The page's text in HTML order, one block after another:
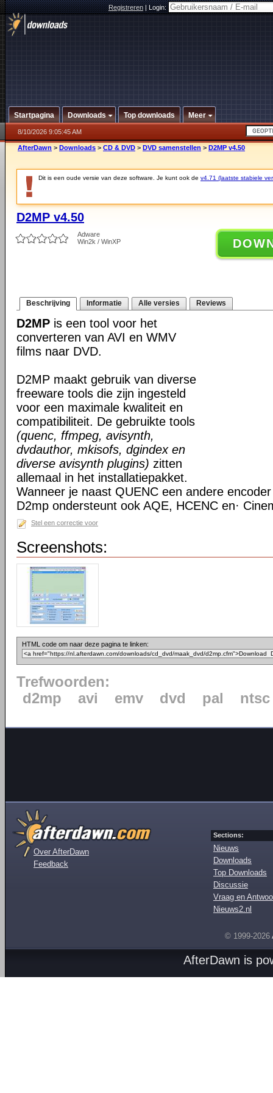
Registreren|Login:
Startpagina Downloads Top downloads Meer
8/10/2026 9:05:45 AM
AfterDawn > Downloads > CD & DVD > DVD samenstellen > D2MP v4.50
Dit is een oude versie van deze software. Je kunt ook de v4.71 (laatste stabiele
D2MP v4.50
Adware
Win2k / WinXP
Beschrijving Informatie Alle versies Reviews
D2MP is een tool voor het
converteren van AVI en WMV
films naar DVD.
D2MP maakt gebruik van diverse
freeware tools die zijn ingesteld
voor een maximale kwaliteit en
compatibiliteit. De gebruikte tools
(quenc, ffmpeg, avisynth,
dvdauthor, mkisofs, dgindex en
diverse avisynth plugins) zitten
allemaal in het installatiepakket.
Wanneer je naast QUENC een andere
D2mp ondersteunt ook AQE, HCENC en·
Stel een correctie voor
Screenshots:
HTML code om naar deze pagina te linken:
Trefwoorden:
d2mp
avi emv dvd pal ntsc
Over AfterDawn
Feedback
Sections:
Nieuws
Downloads
Top Downloads
Discussie
Vraag en
Nieuws2.nl
© 1999-2026
AfterDawn is